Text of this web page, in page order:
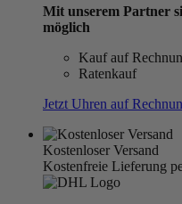
Mit unserem Partner
möglich
Kauf auf
Ratenkauf
Jetzt Uhren auf
Kostenloser Versand
Kostenfreie Lieferung